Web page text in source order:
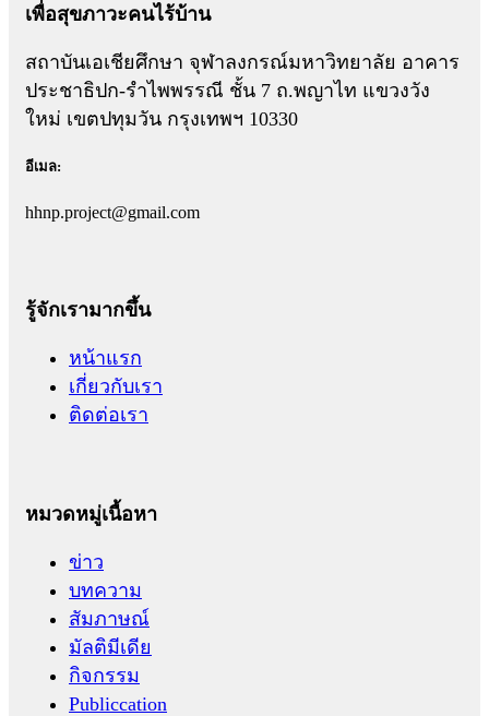
เพื่อสุขภาวะคนไร้บ้าน
สถาบันเอเชียศึกษา จุฬาลงกรณ์มหาวิทยาลัย อาคาร
ประชาธิปก-รำไพพรรณี ชั้น 7 ถ.พญาไท แขวงวัง
ใหม่ เขตปทุมวัน กรุงเทพฯ 10330
อีเมล:
hhnp.project@gmail.com
รู้จักเรามากขึ้น
หน้าแรก
เกี่ยวกับเรา
ติดต่อเรา
หมวดหมู่เนื้อหา
ข่าว
บทความ
สัมภาษณ์
มัลติมีเดีย
กิจกรรม
Publiccation